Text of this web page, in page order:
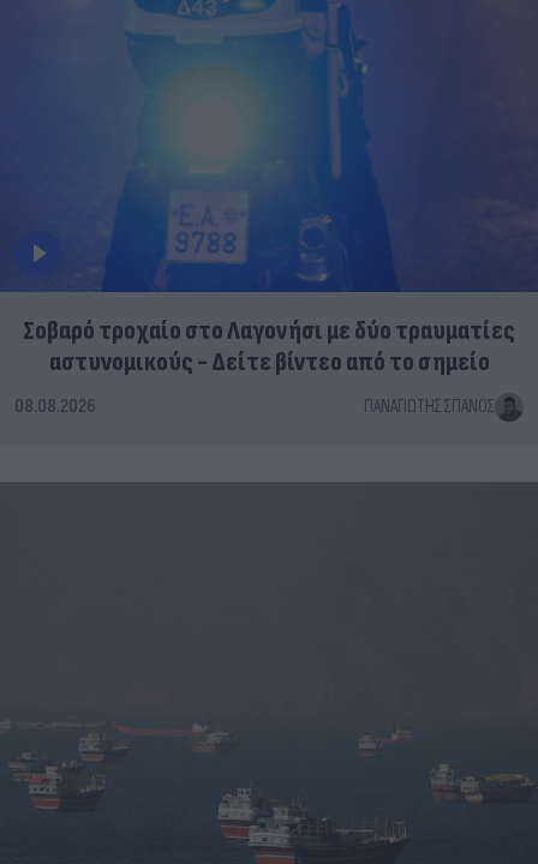
Σοβαρό τροχαίο στο Λαγονήσι με δύο τραυματίες
αστυνομικούς - Δείτε βίντεο από το σημείο
08.08.2026 ΠΑΝΑΓΙΏΤΗΣ ΣΠΑΝΌΣ